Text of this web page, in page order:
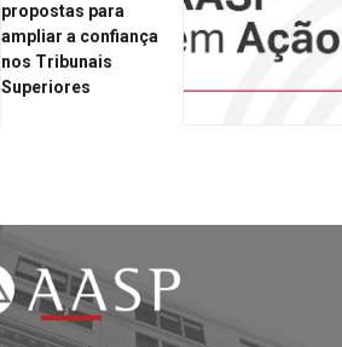
propostas para
ampliar a confiança
nos Tribunais
Superiores